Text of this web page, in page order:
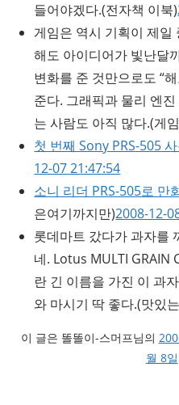
들어야겠다.(전자책 이북)
게임은 역시 기획이 제일
해도 아이디어가 빛난달
변화를 준 것만으로도 “
준다. 그래픽과 물리 엔
는 사람도 아직 많다.(게
첫 번째 Sony PRS-505
12-07 21:47:54
소니 리더 PRS-505로 만
은여기까지만)2008-12-
롯데마트 갔다가 과자를
네. Lotus MULTI GRAIN
란 긴 이름을 가진 이 과
와 마시기 딱 좋다.(맛있
이 글은 똘똘이-스머프님의
월 8일